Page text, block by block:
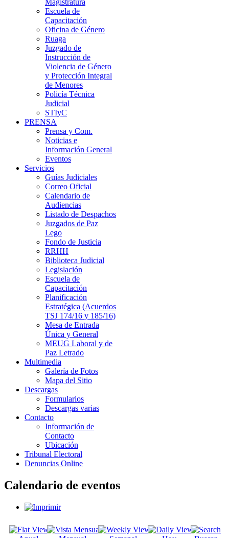
Magistratura
Escuela de
Capacitación
Oficina de Género
Ruaga
Juzgado de
Instrucción de
Violencia de Género
y Protección Integral
de Menores
Policía Técnica
Judicial
STIyC
PRENSA
Prensa y Com.
Noticias e
Información General
Eventos
Servicios
Guías Judiciales
Correo Oficial
Calendario de
Audiencias
Listado de Despachos
Juzgados de Paz
Lego
Fondo de Justicia
RRHH
Biblioteca Judicial
Legislación
Escuela de
Capacitación
Planificación
Estratégica (Acuerdos
TSJ 174/16 y 185/16)
Mesa de Entrada
Única y General
MEUG Laboral y de
Paz Letrado
Multimedia
Galería de Fotos
Mapa del Sitio
Descargas
Formularios
Descargas varias
Contacto
Información de
Contacto
Ubicación
Tribunal Electoral
Denuncias Online
Calendario de eventos